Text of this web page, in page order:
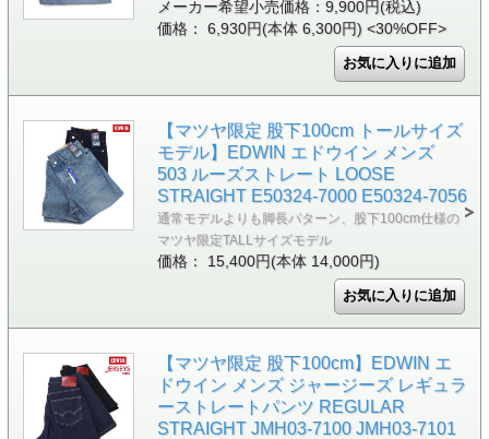
メーカー希望小売価格：9,900円(税込)
価格： 6,930円(本体 6,300円) <30%OFF>
【マツヤ限定 股下100cm トールサイズ
モデル】EDWIN エドウイン メンズ
503 ルーズストレート LOOSE
STRAIGHT E50324-7000 E50324-7056
通常モデルよりも脚長パターン、股下100cm仕様の
マツヤ限定TALLサイズモデル
価格： 15,400円(本体 14,000円)
【マツヤ限定 股下100cm】EDWIN エ
ドウイン メンズ ジャージーズ レギュラ
ーストレートパンツ REGULAR
STRAIGHT JMH03-7100 JMH03-7101